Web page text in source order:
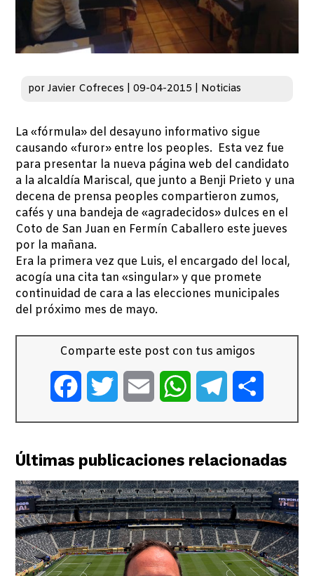
porJavier Cofreces |09-04-2015 Noticias
La «fórmula» del desayuno informativo sigue
causando «furor» entre los peoples. Esta vez fue
para presentar la nueva página web del candidato
a la alcaldía Mariscal, que junto a Benji Prieto y una
decena de prensa peoples compartieron zumos,
cafés y una bandeja de «agradecidos» dulces en el
Coto de San Juan en Fermín Caballero este jueves
por la mañana.
Era la primera vez que Luis, el encargado del local,
acogía una cita tan «singular» y que promete
continuidad de cara a las elecciones municipales
del próximo mes de mayo.
Comparte este post con tus amigos
FacebookTwitter Email WhatsAppTelegram
Últimas publicaciones relacionadas